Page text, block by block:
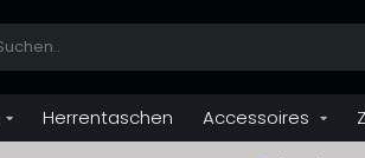
Herrentaschen Accessoires